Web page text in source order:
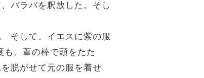
バラバを釈放した。そし
そして、イエスに紫の服
も、葦の棒で頭をたた
脱がせて元の服を着せ